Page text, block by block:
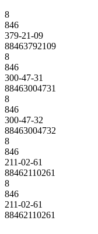
8
846
379-21-09
88463792109
8
846
300-47-31
88463004731
8
846
300-47-32
88463004732
8
846
211-02-61
88462110261
8
846
211-02-61
88462110261